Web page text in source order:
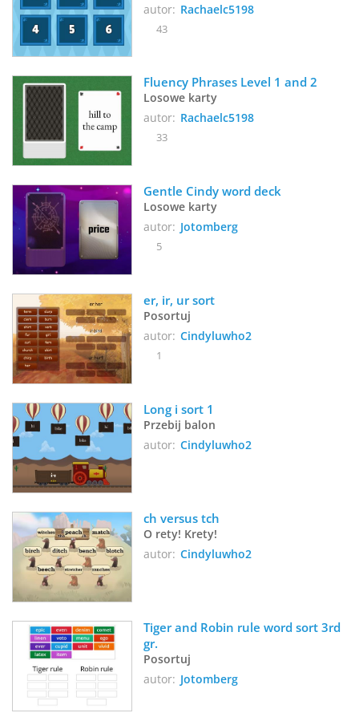
autor: Rachaelc5198
43
Fluency Phrases Level 1 and 2
Losowe karty
autor: Rachaelc5198
33
Gentle Cindy word deck
Losowe karty
autor: Jotomberg
5
er, ir, ur sort
Posortuj
autor: Cindyluwho2
1
Long i sort 1
Przebij balon
autor: Cindyluwho2
ch versus tch
O rety! Krety!
autor: Cindyluwho2
Tiger and Robin rule word sort 3rd
gr.
Posortuj
autor: Jotomberg